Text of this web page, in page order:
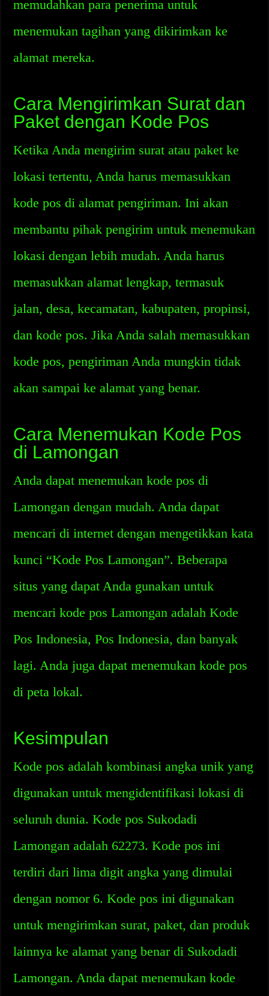
memudahkan para penerima untuk
menemukan tagihan yang dikirimkan ke
alamat mereka.
Cara Mengirimkan Surat dan
Paket dengan Kode Pos
Ketika Anda mengirim surat atau paket ke
lokasi tertentu, Anda harus memasukkan
kode pos di alamat pengiriman. Ini akan
membantu pihak pengirim untuk menemukan
lokasi dengan lebih mudah. Anda harus
memasukkan alamat lengkap, termasuk
jalan, desa, kecamatan, kabupaten, propinsi,
dan kode pos. Jika Anda salah memasukkan
kode pos, pengiriman Anda mungkin tidak
akan sampai ke alamat yang benar.
Cara Menemukan Kode Pos
di Lamongan
Anda dapat menemukan kode pos di
Lamongan dengan mudah. Anda dapat
mencari di internet dengan mengetikkan kata
kunci “Kode Pos Lamongan”. Beberapa
situs yang dapat Anda gunakan untuk
mencari kode pos Lamongan adalah Kode
Pos Indonesia, Pos Indonesia, dan banyak
lagi. Anda juga dapat menemukan kode pos
di peta lokal.
Kesimpulan
Kode pos adalah kombinasi angka unik yang
digunakan untuk mengidentifikasi lokasi di
seluruh dunia. Kode pos Sukodadi
Lamongan adalah 62273. Kode pos ini
terdiri dari lima digit angka yang dimulai
dengan nomor 6. Kode pos ini digunakan
untuk mengirimkan surat, paket, dan produk
lainnya ke alamat yang benar di Sukodadi
Lamongan. Anda dapat menemukan kode